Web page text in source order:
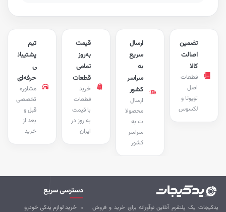
پشتیبان
حرفه‌ای
مشاوره
تخصصی
قبل و
بعد از
خرید
قیمت
به‌روز
تمامی
قطعات
خرید
قطعات
با قیمت
به روز در
ایران
ارسال
سریع
سراسر
کشور
ارسال
محصولا
ت به
سراسر
کشور
تضمین
اصالت
قطعات
تویوتا و
لکسوس
یک پلتفرم آنلاین نوآورانه برای خرید و فروش
دسترسی سریع
خرید لوازم یدکی خودرو